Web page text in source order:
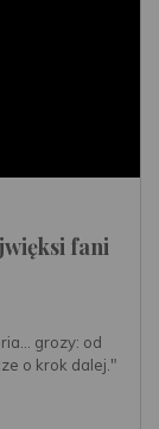
fani
grozy: od
o krok dalej."